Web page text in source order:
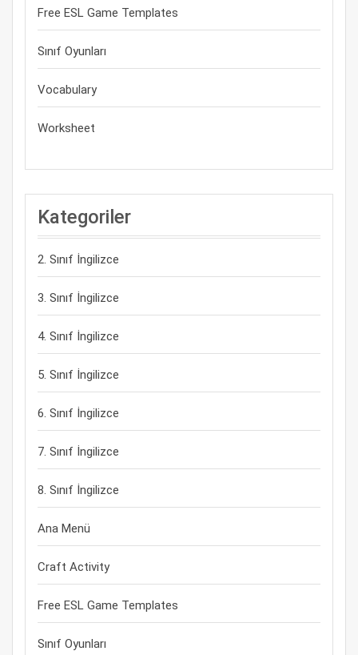
Free ESL Game Templates
Sınıf Oyunları
Vocabulary
Worksheet
Kategoriler
2. Sınıf İngilizce
3. Sınıf İngilizce
4. Sınıf İngilizce
5. Sınıf İngilizce
6. Sınıf İngilizce
7. Sınıf İngilizce
8. Sınıf İngilizce
Ana Menü
Craft Activity
Free ESL Game Templates
Sınıf Oyunları